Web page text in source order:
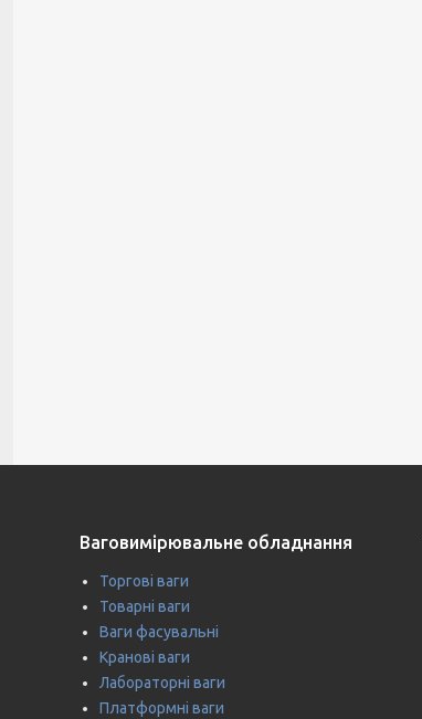
Ваговимірювальне обладнання
Торгові ваги
Товарні ваги
Ваги фасувальні
Кранові ваги
Лабораторні ваги
Платформні ваги